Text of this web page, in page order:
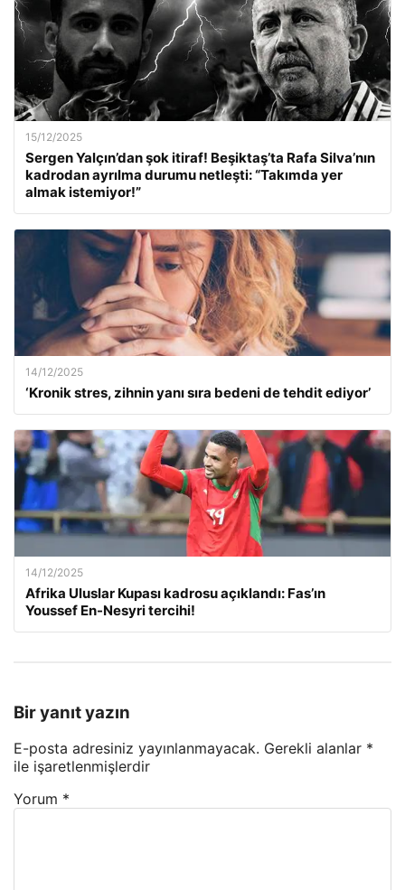
15/12/2025
Sergen Yalçın’dan şok itiraf! Beşiktaş’ta Rafa Silva’nın
kadrodan ayrılma durumu netleşti: “Takımda yer
almak istemiyor!”
14/12/2025
‘Kronik stres, zihnin yanı sıra bedeni de tehdit ediyor’
14/12/2025
Afrika Uluslar Kupası kadrosu açıklandı: Fas’ın
Youssef En-Nesyri tercihi!
Bir yanıt yazın
E-posta adresiniz yayınlanmayacak. Gerekli alanlar *
ile işaretlenmişlerdir
Yorum *